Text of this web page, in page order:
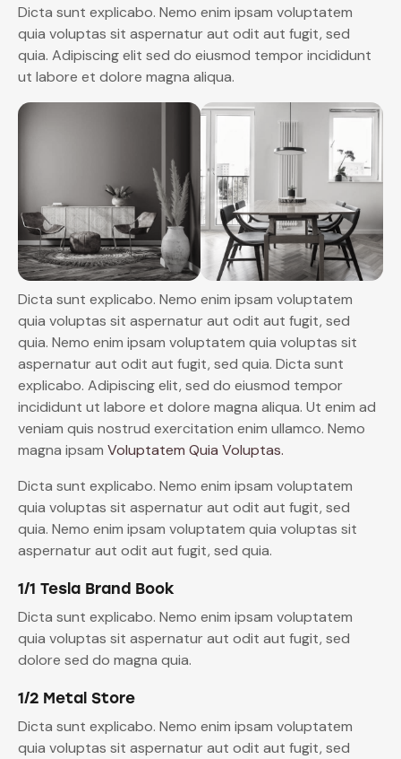
Dicta sunt explicabo. Nemo enim ipsam voluptatem
quia voluptas sit aspernatur aut odit aut fugit, sed
quia. Adipiscing elit sed do eiusmod tempor incididunt
ut labore et dolore magna aliqua.
Dicta sunt explicabo. Nemo enim ipsam voluptatem
quia voluptas sit aspernatur aut odit aut fugit, sed
quia. Nemo enim ipsam voluptatem quia voluptas sit
aspernatur aut odit aut fugit, sed quia. Dicta sunt
explicabo. Adipiscing elit, sed do eiusmod tempor
incididunt ut labore et dolore magna aliqua. Ut enim ad
veniam quis nostrud exercitation enim ullamco. Nemo
magna ipsam Voluptatem Quia Voluptas.
Dicta sunt explicabo. Nemo enim ipsam voluptatem
quia voluptas sit aspernatur aut odit aut fugit, sed
quia. Nemo enim ipsam voluptatem quia voluptas sit
aspernatur aut odit aut fugit, sed quia.
1/1 Tesla Brand Book
Dicta sunt explicabo. Nemo enim ipsam voluptatem
quia voluptas sit aspernatur aut odit aut fugit, sed
dolore sed do magna quia.
1/2 Metal Store
Dicta sunt explicabo. Nemo enim ipsam voluptatem
quia voluptas sit aspernatur aut odit aut fugit, sed